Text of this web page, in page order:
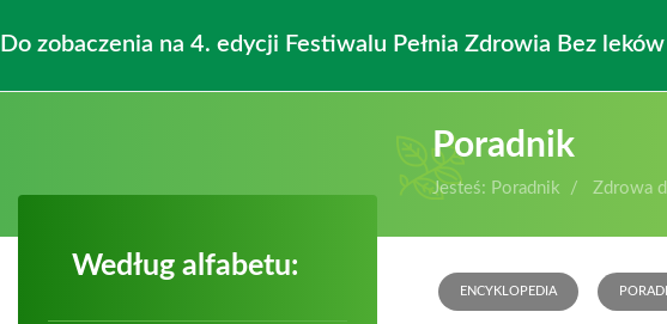
Do zobaczenia na 4. edycji Festiwalu Pełnia Zdrowia Bez
Poradnik
Jesteś: Poradnik Zdrowa
Według alfabetu:
ENCYKLOPEDIA